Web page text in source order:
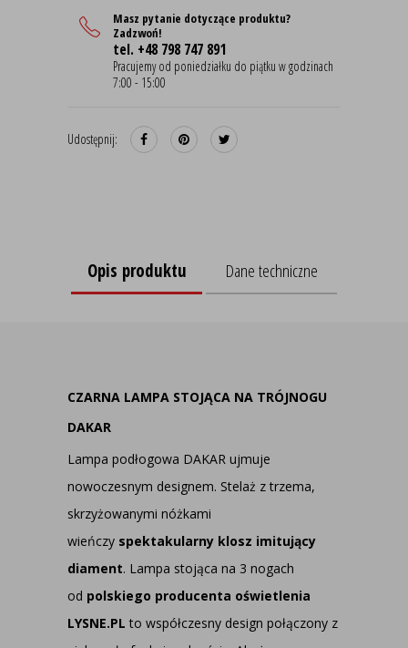
Masz pytanie dotyczące produktu?
Zadzwoń!
tel. +48 798 747 891
Pracujemy od poniedziałku do piątku w godzinach
7:00 - 15:00
Udostępnij:
Opis produktu Dane techniczne
CZARNA LAMPA STOJĄCA NA TRÓJNOGU
DAKAR
Lampa podłogowa DAKAR ujmuje
nowoczesnym designem. Stelaż z trzema,
skrzyżowanymi nóżkami
wieńczy spektakularny klosz imitujący
diament. Lampa stojąca na 3 nogach
od polskiego producenta oświetlenia
LYSNE.PL to współczesny design połączony z